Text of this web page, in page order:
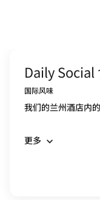
Daily Social
国际风味
我们的兰州酒店内
更多